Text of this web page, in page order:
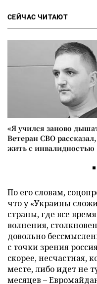
СЕЙЧАС ЧИТАЮТ
«Я учился заново
Ветеран СВО
жить с инвалидностью
По его словам,
что у «Украины
страны, где все
волнения,
довольно
с точки зрения
скорее, несчастная,
месте, либо идет не
месяцев –